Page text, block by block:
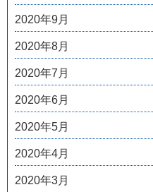
2020年9月
2020年8月
2020年7月
2020年6月
2020年5月
2020年4月
2020年3月